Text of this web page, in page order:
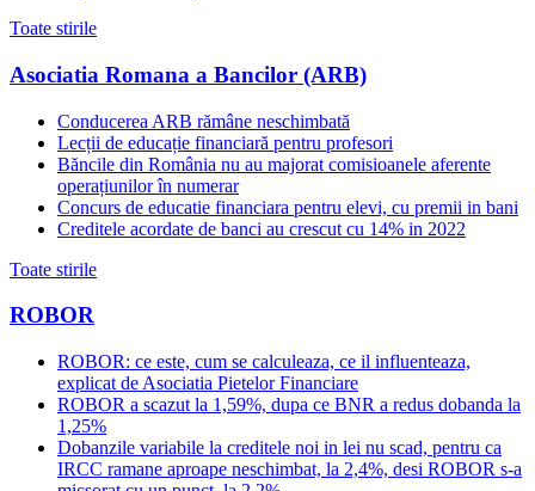
Toate stirile
Asociatia Romana a Bancilor (ARB)
Conducerea ARB rămâne neschimbată
Lecții de educație financiară pentru profesori
Băncile din România nu au majorat comisioanele aferente
operațiunilor în numerar
Concurs de educatie financiara pentru elevi, cu premii in bani
Creditele acordate de banci au crescut cu 14% in 2022
Toate stirile
ROBOR
ROBOR: ce este, cum se calculeaza, ce il influenteaza,
explicat de Asociatia Pietelor Financiare
ROBOR a scazut la 1,59%, dupa ce BNR a redus dobanda la
1,25%
Dobanzile variabile la creditele noi in lei nu scad, pentru ca
IRCC ramane aproape neschimbat, la 2,4%, desi ROBOR s-a